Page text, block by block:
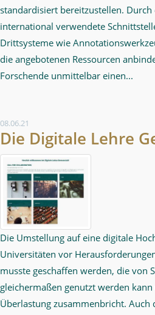
standardisiert bereitzustellen.
international verwendete
Drittsysteme wie
die angebotenen Ressourcen
Forschende unmittelbar einen...
08.06.21
Die Digitale Lehre
Die Umstellung auf eine digitale
Universitäten vor
musste geschaffen werden, die von
gleichermaßen genutzt werden
Überlastung zusammenbricht. Auch